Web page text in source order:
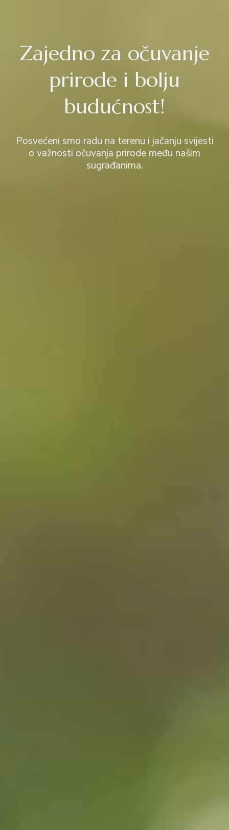
Zajedno za očuvanje
prirode i bolju
budućnost!
Posvećeni smo radu na terenu i jačanju svijesti
o važnosti očuvanja prirode među našim
sugrađanima.